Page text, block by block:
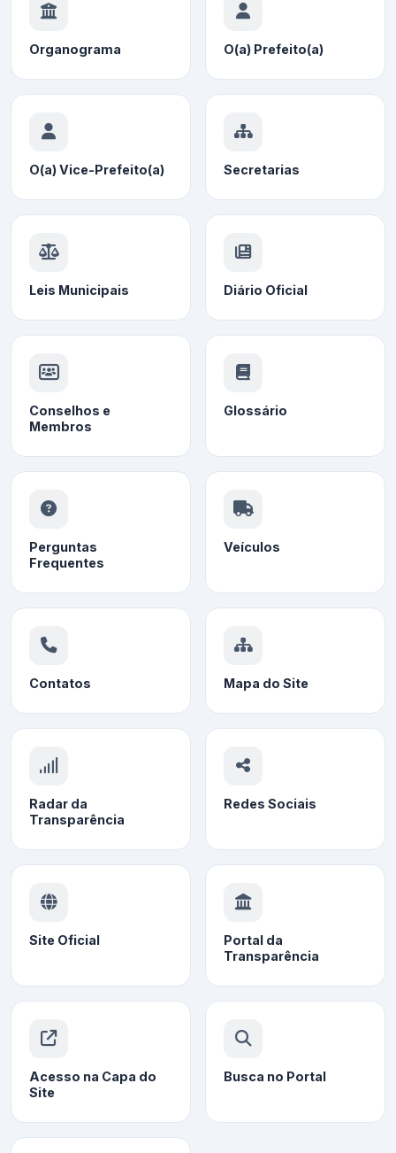
Organograma O(a) Prefeito(a)
O(a) Vice-Prefeito(a) Secretarias
Leis Municipais Diário Oficial
Conselhos e
Membros
Glossário
Perguntas
Frequentes
Veículos
Contatos Mapa do Site
Radar da
Transparência
Redes Sociais
Site Oficial
Portal da
Transparência
Acesso na Capa do
Site
Busca no Portal